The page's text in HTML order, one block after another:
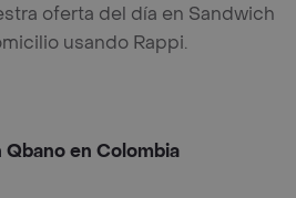
oferta del día en Sandwich
usando Rappi.
Qbano en Colombia